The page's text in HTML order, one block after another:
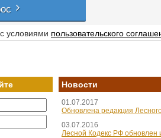
условиями пользовательского
Новости
01.07.2017
Обновлена редакция
03.07.2016
Лесной Кодекс РФ обновлен